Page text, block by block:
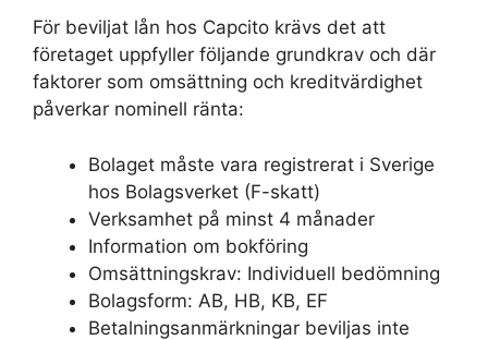
För beviljat lån hos Capcito krävs det att
företaget uppfyller följande grundkrav och där
faktorer som omsättning och kreditvärdighet
påverkar nominell ränta:
Bolaget måste vara registrerat i Sverige
hos Bolagsverket (F-skatt)
Verksamhet på minst 4 månader
Information om bokföring
Omsättningskrav: Individuell bedömning
Bolagsform: AB, HB, KB, EF
Betalningsanmärkningar beviljas inte